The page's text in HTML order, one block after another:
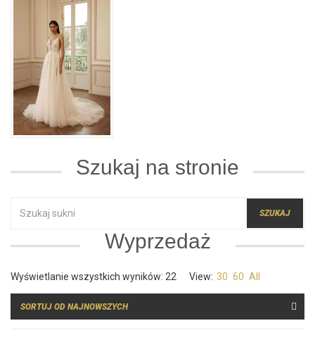
Szukaj na stronie
Wyprzedaż
Wyświetlanie wszystkich wyników: 22 Posortowane
View: 30 60 All